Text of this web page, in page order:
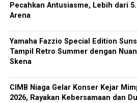
Pecahkan Antusiasme, Lebih dari
Arena
Yamaha Fazzio Special Edition
Tampil Retro Summer dengan
Skena
CIMB Niaga Gelar Konser Kejar
2026, Rayakan Kebersamaan dan